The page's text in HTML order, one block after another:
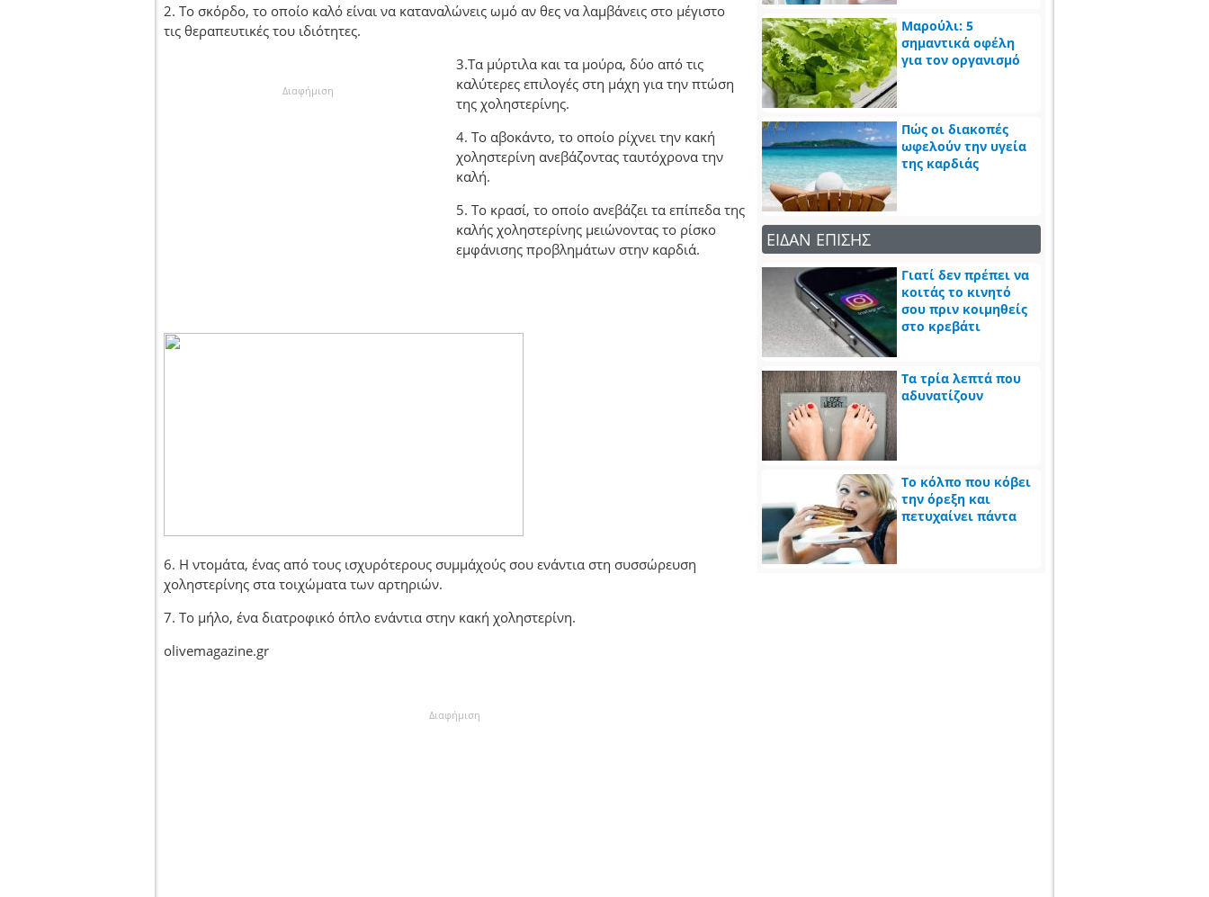
2. Το σκόρδο, το οποίο καλό είναι να καταναλώνεις ωμό αν θες να λαμβάνεις στο μέγιστο
τις θεραπευτικές του ιδιότητες.
Διαφήμιση
3.Τα μύρτιλα και τα μούρα, δύο από τις
καλύτερες επιλογές στη μάχη για την πτώση
της χοληστερίνης.
4. Το αβοκάντο, το οποίο ρίχνει την κακή
χοληστερίνη ανεβάζοντας ταυτόχρονα την
καλή.
5. Το κρασί, το οποίο ανεβάζει τα επίπεδα της
καλής χοληστερίνης μειώνοντας το ρίσκο
εμφάνισης προβλημάτων στην καρδιά.
6. Η ντομάτα, ένας από τους ισχυρότερους συμμάχούς σου ενάντια στη συσσώρευση
χοληστερίνης στα τοιχώματα των αρτηριών.
7. Το μήλο, ένα διατροφικό όπλο ενάντια στην κακή χοληστερίνη.
olivemagazine.gr
Διαφήμιση
Μαρούλι: 5
σημαντικά οφέλη
για τον οργανισμό
Πώς οι διακοπές
ωφελούν την υγεία
της καρδιάς
ΕΙΔΑΝ ΕΠΙΣΗΣ
Γιατί δεν πρέπει να
κοιτάς το κινητό
σου πριν κοιμηθείς
στο κρεβάτι
Τα τρία λεπτά που
αδυνατίζουν
Το κόλπο που κόβει
την όρεξη και
πετυχαίνει πάντα